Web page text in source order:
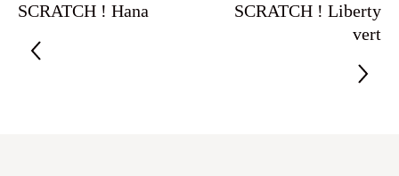
SCRATCH ! Hana
SCRATCH ! Liberty
vert